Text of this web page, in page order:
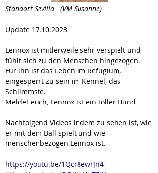
Standort Sevilla   (VM Susanne)
Update 17.10.2023
Lennox ist mitlerweile sehr verspielt und
fühlt sich zu den Menschen hingezogen.
Für ihn ist das Leben im Refugium,
eingesperrt zu sein im Kennel, das
Schlimmste.
Meldet euch, Lennox ist ein toller Hund.
Nachfolgend Videos indem zu sehen ist, wie
er mit dem Ball spielt und wie
menschenbezogen Lennox ist.
https://youtu.be/1Qcr8ewrJn4